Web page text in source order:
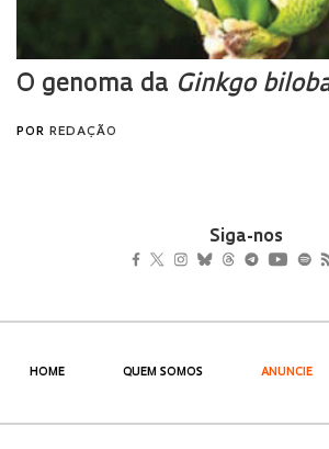
Siga-nos
HOME QUEM SOMOS ANUNCIE